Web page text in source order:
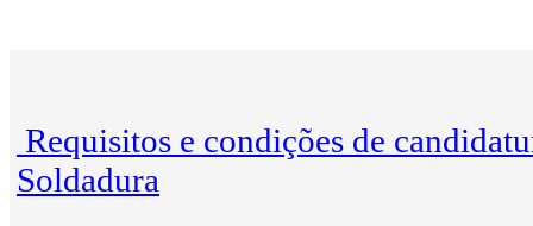
Requisitos e condições de
Soldadura